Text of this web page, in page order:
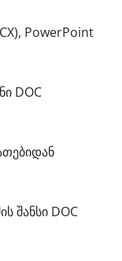
PowerPoint
DOC
შანსი DOC